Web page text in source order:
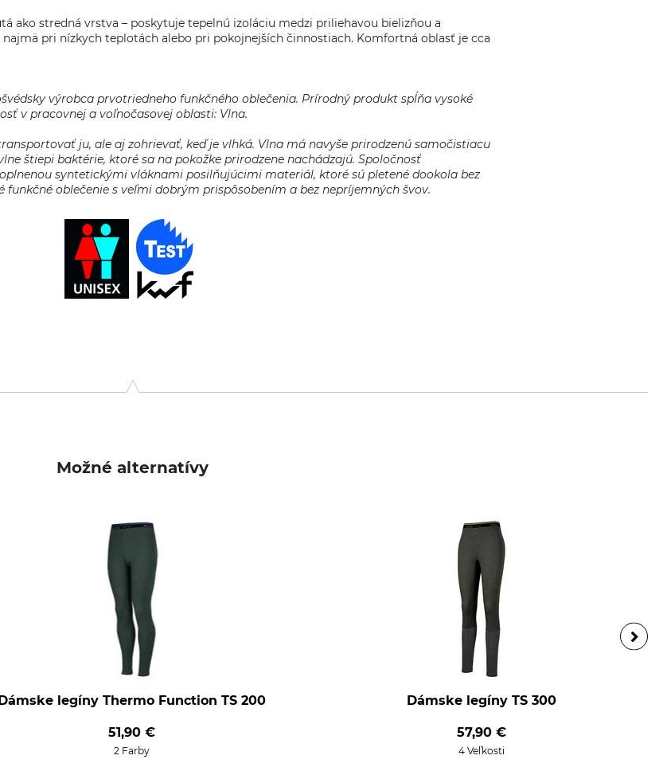
ako stredná vrstva – poskytuje tepelnú izoláciu medzi priliehavou bielizňou a
pri nízkych teplotách alebo pri pokojnejších činnostiach. Komfortná oblasť je cca
výrobca prvotriedneho funkčného oblečenia. Prírodný produkt spĺňa vysoké
v pracovnej a voľnočasovej oblasti: Vlna.
ju, ale aj zohrievať, keď je vlhká. Vlna má navyše prirodzenú samočistiacu
štiepi baktérie, ktoré sa na pokožke prirodzene nachádzajú. Spoločnosť
syntetickými vláknami posilňujúcimi materiál, ktoré sú pletené dookola bez
funkčné oblečenie s veľmi dobrým prispôsobením a bez nepríjemných švov.
Možné alternatívy
legíny Thermo Function TS 200
51,90 €
2 Farby
Dámske legíny TS 300
57,90 €
4 Veľkosti